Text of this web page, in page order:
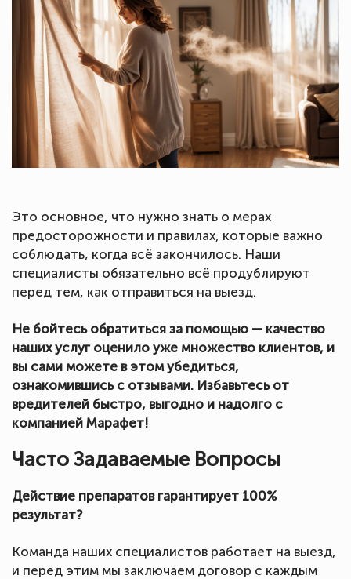
Это основное, что нужно знать о мерах
предосторожности и правилах, которые важно
соблюдать, когда всё закончилось. Наши
специалисты обязательно всё продублируют
перед тем, как отправиться на выезд.
Не бойтесь обратиться за помощью — качество
наших услуг оценило уже множество клиентов, и
вы сами можете в этом убедиться,
ознакомившись с отзывами. Избавьтесь от
вредителей быстро, выгодно и надолго с
компанией Марафет!
Часто Задаваемые Вопросы
Действие препаратов гарантирует 100%
результат?
Команда наших специалистов работает на выезд,
и перед этим мы заключаем договор с каждым